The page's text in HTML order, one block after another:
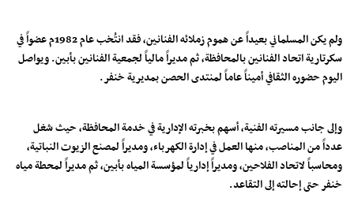
ولم يكن المسلماني بعيداً عن هموم زملائه الفنانين، فقد انتُخب عام 1982م عضواً في
سكرتارية اتحاد الفنانين بالمحافظة، ثم مديراً مالياً لجمعية الفنانين بأبين. ويواصل
اليوم حضوره الثقافي أميناً عاماً لمنتدى الحصن بمديرية خنفر.
وإلى جانب مسيرته الفنية، أسهم بخبرته الإدارية في خدمة المحافظة، حيث شغل
عدداً من المناصب، منها العمل في إدارة الكهرباء، ومديراً لمصنع الزيوت النباتية،
ومحاسباً لاتحاد الفلاحين، ومديراً إدارياً لمؤسسة المياه بأبين، ثم مديراً لمحطة مياه
خنفر حتى إحالته إلى التقاعد.